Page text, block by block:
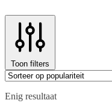
Toon filters
Enig resultaat